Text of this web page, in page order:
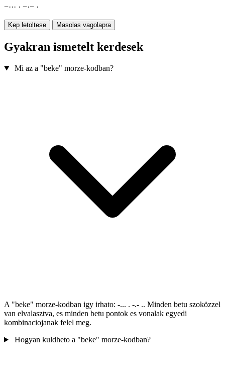
−··· · −·− ·
Kep letoltese Masolas vagolapra
Gyakran ismetelt kerdesek
Mi az a "beke" morze-kodban?
A "beke" morze-kodban igy irhato: -... . -.- .. Minden betu szoközzel
van elvalasztva, es minden betu pontok es vonalak egyedi
kombinaciojanak felel meg.
Hogyan kuldheto a "beke" morze-kodban?